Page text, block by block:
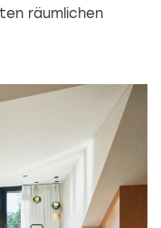
räumlichen